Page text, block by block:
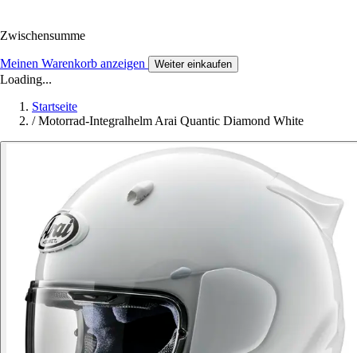
Zwischensumme
Meinen Warenkorb anzeigen Weiter einkaufen
Loading...
Startseite
/ Motorrad-Integralhelm Arai Quantic Diamond White